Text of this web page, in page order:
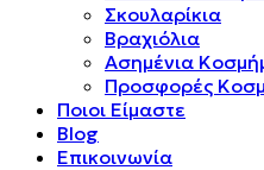
Σκουλαρίκια
Βραχιόλια
Ασημένια
Προσφορές
Ποιοι Είμαστε
Blog
Επικοινωνία